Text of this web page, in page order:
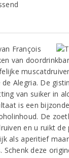
François
van
Alegria. De
van suiker in
is een
De
en u ruikt de
als aperitief
deze